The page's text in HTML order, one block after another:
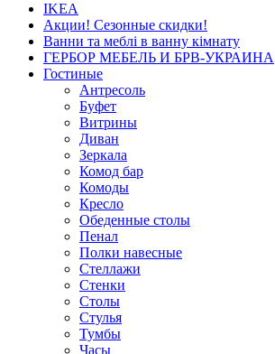
IKEA
Акции! Сезонные скидки!
Ванни та меблі в ванну кімнату
ГЕРБОР МЕБЕЛЬ И БРВ-УКРАИНА
Гостиные
Антресоль
Буфет
Витрины
Диван
Зеркала
Комод бар
Комоды
Кресло
Обеденные столы
Пенал
Полки навесные
Стеллажи
Стенки
Столы
Стулья
Тумбы
Часы